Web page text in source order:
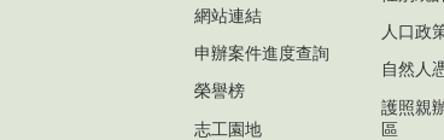
網站連結
申辦案件進度查詢
榮譽榜
志工園地
人口政
自然人
護照親
區